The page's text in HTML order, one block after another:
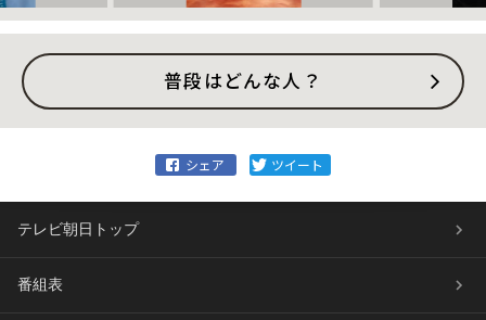
普段はどんな人？
テレビ朝日トップ
番組表